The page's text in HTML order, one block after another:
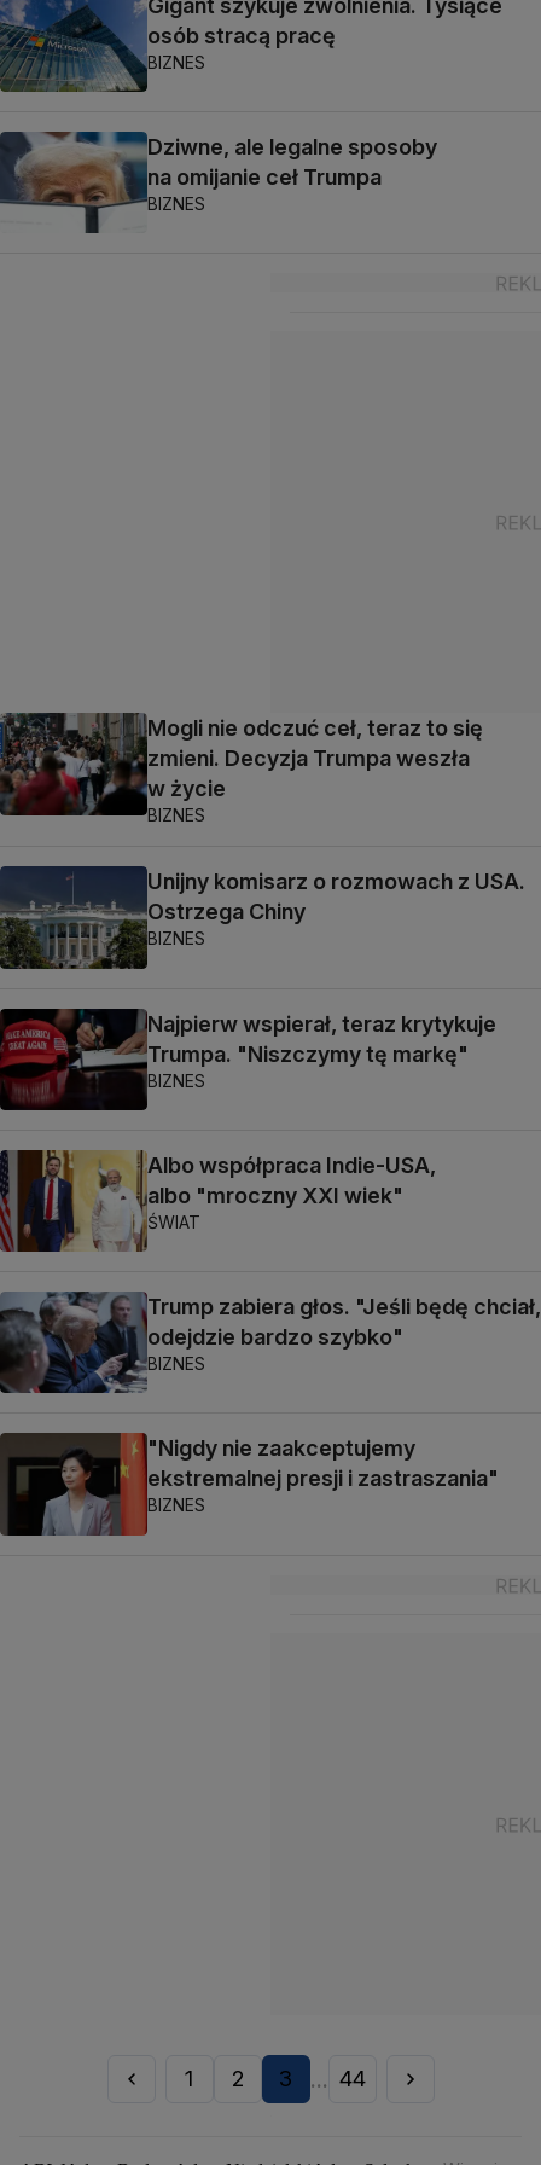
Gigant szykuje zwolnienia. Tysiące
osób stracą pracę
BIZNES
Dziwne, ale legalne sposoby
na omijanie ceł Trumpa
BIZNES
Mogli nie odczuć ceł, teraz to się
zmieni. Decyzja Trumpa weszła
w życie
BIZNES
Unijny komisarz o rozmowach z USA.
Ostrzega Chiny
BIZNES
Najpierw wspierał, teraz krytykuje
Trumpa. "Niszczymy tę markę"
BIZNES
Albo współpraca Indie-USA,
albo "mroczny XXI wiek"
ŚWIAT
Trump zabiera głos. "Jeśli będę chciał,
odejdzie bardzo szybko"
BIZNES
"Nigdy nie zaakceptujemy
ekstremalnej presji i zastraszania"
BIZNES
1 2 3 ... 44